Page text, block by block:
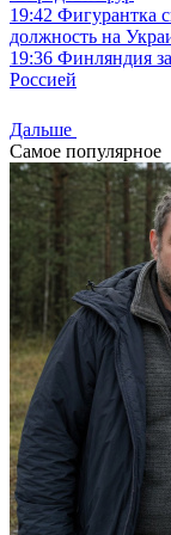
19:42 Фигурантка
должность на
19:36 Финляндия
Россией
Дальше
Самое популярное